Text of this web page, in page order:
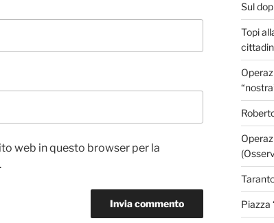
web in questo browser per la
Sul
Topi
Piazza